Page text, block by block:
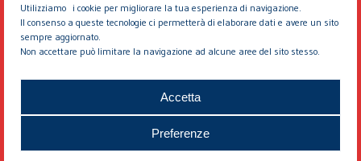
Utilizziamo i cookie per migliorare la tua esperienza di navigazione.
Il consenso a queste tecnologie ci permetterà di elaborare dati e avere un sito
sempre aggiornato.
Non accettare può limitare la navigazione ad alcune aree del sito stesso.
Accetta
Preferenze
© 2026 EDDYBURG